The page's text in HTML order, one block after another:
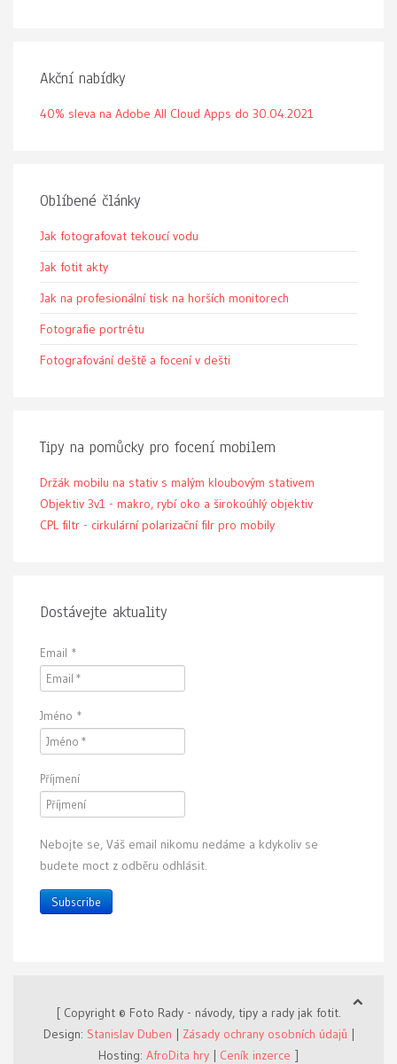
Akční nabídky
40% sleva na Adobe All Cloud Apps do 30.04.2021
Oblíbené články
Jak fotografovat tekoucí vodu
Jak fotit akty
Jak na profesionální tisk na horších monitorech
Fotografie portrétu
Fotografování deště a focení v dešti
Tipy na pomůcky pro focení mobilem
Držák mobilu na stativ s malým kloubovým stativem
Objektiv 3v1 - makro, rybí oko a širokoúhlý objektiv
CPL filtr - cirkulární polarizační filr pro mobily
Dostávejte aktuality
Email *
Jméno *
Příjmení
Nebojte se, Váš email nikomu nedáme a kdykoliv se
budete moct z odběru odhlásit.
Subscribe
[ Copyright © Foto Rady - návody, tipy a rady jak fotit.
Design: Stanislav Duben | Zásady ochrany osobních údajů |
Hosting: AfroDita hry | Ceník inzerce ]